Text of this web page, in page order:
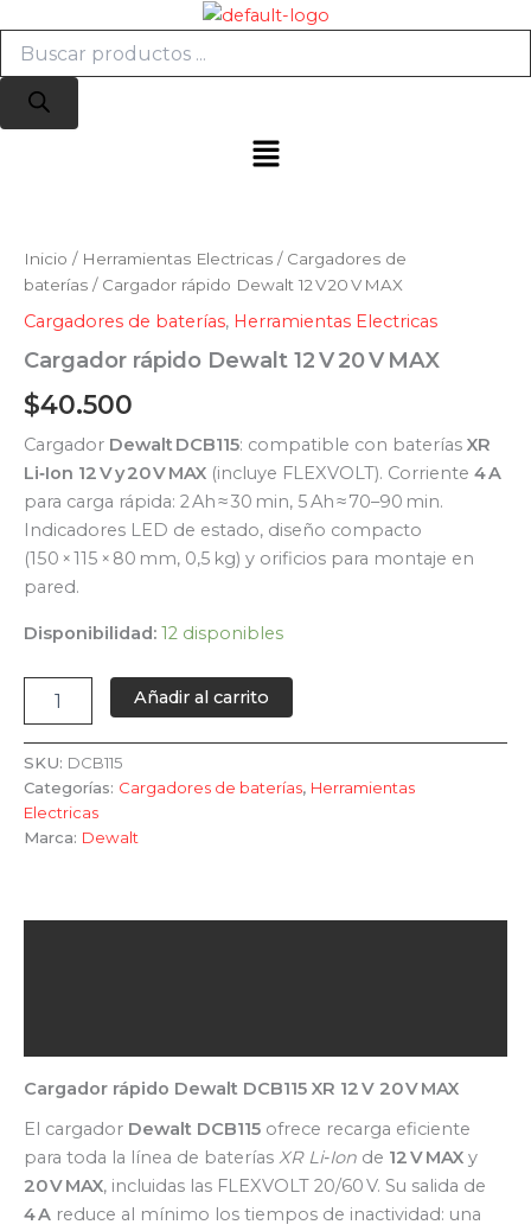
de
productos
Menú
Inicio / Herramientas Electricas / Cargadores de
baterías / Cargador rápido Dewalt 12 V 20 V MAX
Cargadores de baterías, Herramientas Electricas
Cargador rápido Dewalt 12 V 20 V MAX
$40.500
Cargador Dewalt DCB115: compatible con baterías XR
Li‑Ion 12 V y 20 V MAX (incluye FLEXVOLT). Corriente 4 A
para carga rápida: 2 Ah ≈ 30 min, 5 Ah ≈ 70–90 min.
Indicadores LED de estado, diseño compacto
(150 × 115 × 80 mm, 0,5 kg) y orificios para montaje en
pared.
Disponibilidad: 12 disponibles
12 V 20 V MAX
cantidad
Añadir al carrito
SKU: DCB115
Categorías: Cargadores de baterías, Herramientas
Electricas
Marca: Dewalt
Cargador rápido Dewalt DCB115 XR 12 V 20 V MAX
El cargador Dewalt DCB115 ofrece recarga eficiente
para toda la línea de baterías XR Li‑Ion de 12 V MAX y
20 V MAX, incluidas las FLEXVOLT 20/60 V. Su salida de
4 A reduce al mínimo los tiempos de inactividad: una